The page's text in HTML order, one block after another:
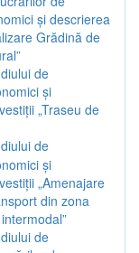
și descrierea
Grădină de
de
și
„Traseu de
de
și
„Amenajare
din zona
de